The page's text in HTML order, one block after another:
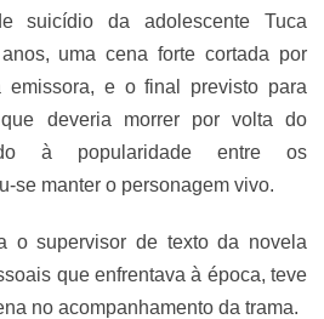
suicídio da adolescente Tuca
uma cena forte cortada por
emissora, e o final previsto para
deveria morrer por volta do
à popularidade entre os
se manter o personagem vivo.
o supervisor de texto da novela
que enfrentava à época, teve
no acompanhamento da trama.